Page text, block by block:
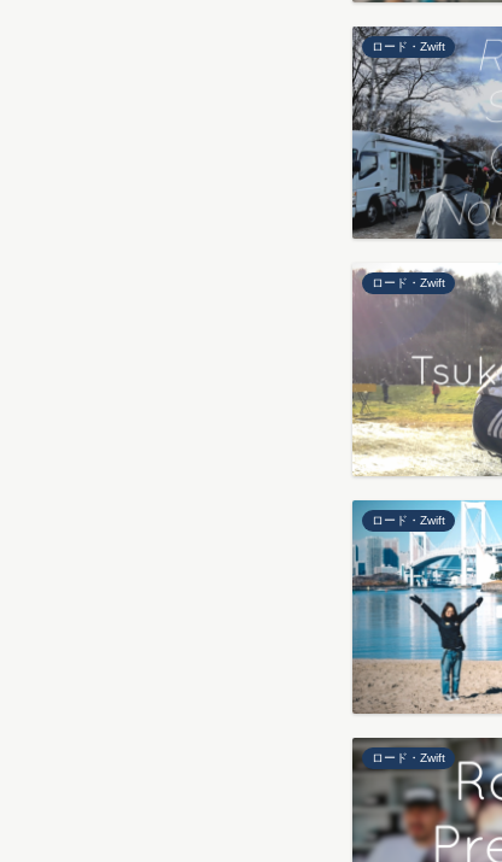
ロード・Zwift
ロード・Zwift
ロード・Zwift
ロード・Zwift